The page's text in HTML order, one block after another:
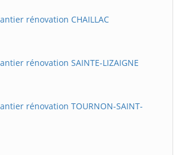
rénovation CHAILLAC
rénovation SAINTE-LIZAIGNE
rénovation TOURNON-SAINT-